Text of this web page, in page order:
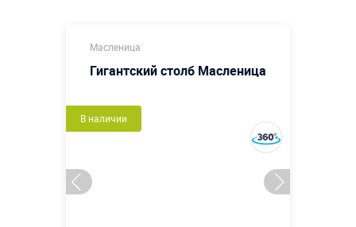
Масленица
Гигантский столб Масленица
В наличии